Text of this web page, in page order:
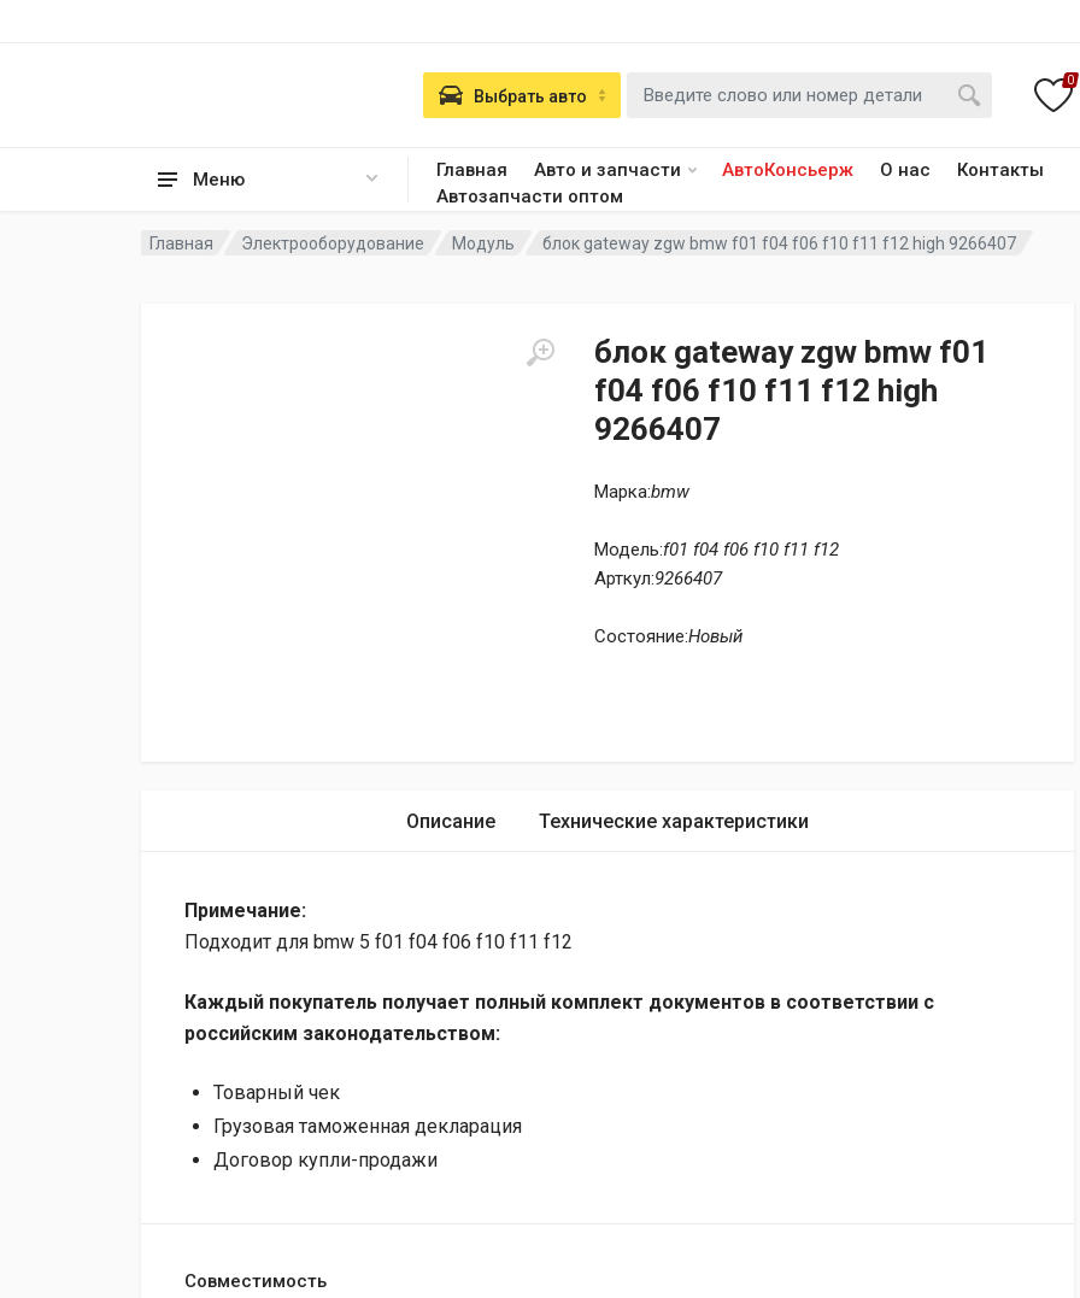
Меню Главная Авто и запчасти АвтоКонсьерж О нас
Контакты
Автозапчасти оптом
Выбрать авто
0
Главная Электрооборудование Модуль блок gateway zgw bmw f01 f04 f06 f10 f11 f12 high 9266407
блок gateway zgw bmw f01
f04 f06 f10 f11 f12 high
9266407
Марка:bmw
Модель:f01 f04 f06 f10 f11 f12
Арткул:9266407
Состояние:Новый
Описание Технические характеристики
Примечание:
Подходит для bmw 5 f01 f04 f06 f10 f11 f12
Каждый покупатель получает полный комплект документов в соответствии с
российским законодательством:
Товарный чек
Грузовая таможенная декларация
Договор купли-продажи
Совместимость